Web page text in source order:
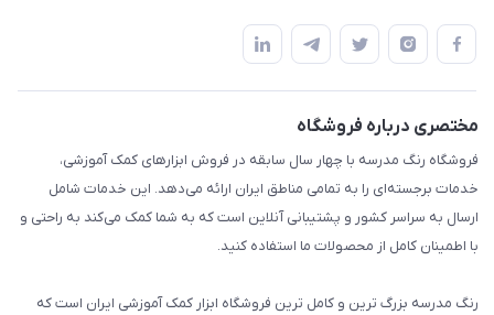
استایل معلم و دانش آموز
بازی و نمایش
تزئین کلاس
طرح های تشویقی
گیفت ها و جوایز
سایر محصولات
قوانین و مقررات
حریم خصوصی
مختصری درباره فروشگاه
فروشگاه رنگ مدرسه با چهار سال سابقه در فروش ابزارهای کمک آموزشی،
خدمات برجسته‌ای را به تمامی مناطق ایران ارائه می‌دهد. این خدمات شامل
ارسال به سراسر کشور و پشتیبانی آنلاین است که به شما کمک می‌کند به راحتی و
با اطمینان کامل از محصولات ما استفاده کنید.
رنگ مدرسه بزرگ ترین و کامل ترین فروشگاه ابزار کمک آموزشی ایران است که